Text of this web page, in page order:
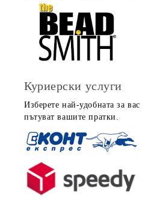
Куриерски услуги
Изберете най-удобната за
пътуват вашите пратки.